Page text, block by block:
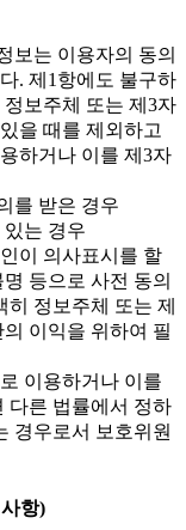
보는 이용자의 동의
. 제1항에도 불구하
보주체 또는 제3자
을 때를 제외하고
하거나 이를 제3자
를 받은 경우
는 경우
이 의사표시를 할
등으로 사전 동의
정보주체 또는 제
이익을 위하여 필
이용하거나 이를
다른 법률에서 정하
경우로서 보호위원
항)